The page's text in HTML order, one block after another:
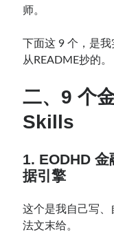
师。
下面这 9 个，是
从README抄的。
二、9 个
Skills
1. EODHD
据引擎
这个是我自己写
法文末给。